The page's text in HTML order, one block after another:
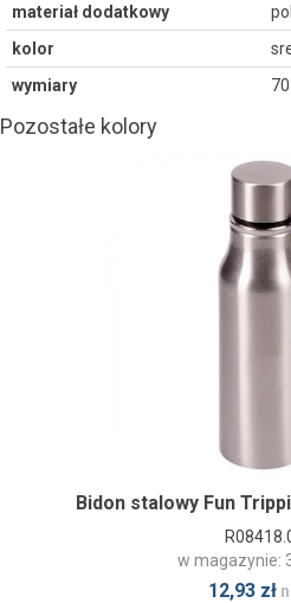
materiał dodatkowy
kolor
wymiary
Pozostałe kolory
Bidon stalowy Fun
w magazynie:
12,93 zł